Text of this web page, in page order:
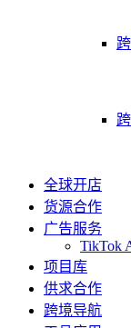
全球开店
货源合作
广告服务
TikTok
项目库
供求合作
跨境导航